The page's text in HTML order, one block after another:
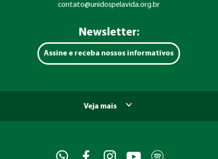
contato@unidospelavida.org.br
Newsletter:
Assine e receba nossos informativos
Veja mais